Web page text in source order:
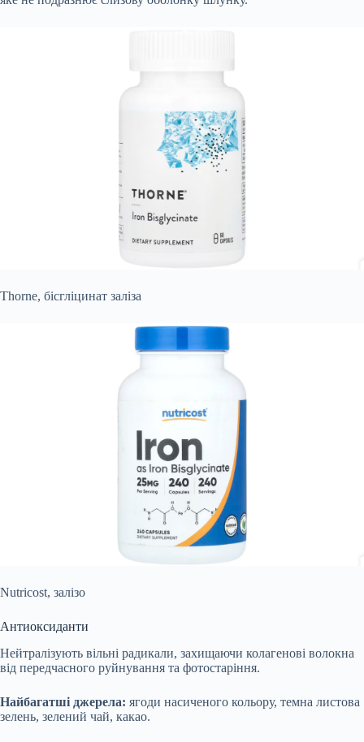
Thorne, бісгліцинат заліза
Nutricost, залізо
Антиоксиданти
Нейтралізують вільні радикали, захищаючи колагенові волокна
від передчасного руйнування та фотостаріння.
Найбагатші джерела: ягоди насиченого кольору, темна листова
зелень, зелений чай, какао.